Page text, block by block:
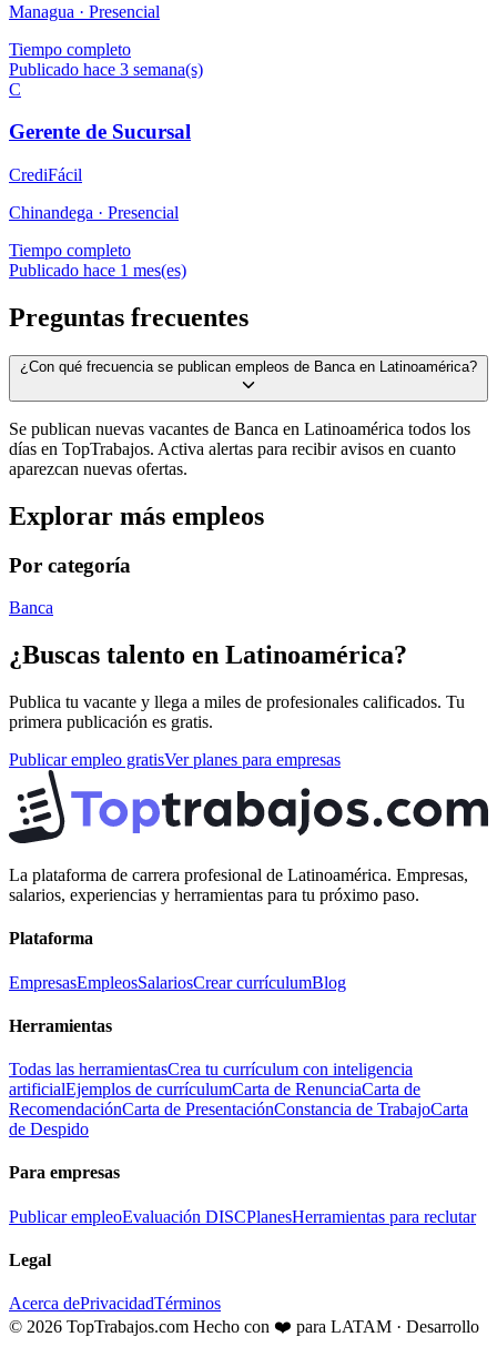
Managua · Presencial
Tiempo completo
Publicado hace 3 semana(s)
C
Gerente de Sucursal
CrediFácil
Chinandega · Presencial
Tiempo completo
Publicado hace 1 mes(es)
Preguntas frecuentes
¿Con qué frecuencia se publican empleos de Banca en Latinoamérica?
Se publican nuevas vacantes de Banca en Latinoamérica todos los
días en TopTrabajos. Activa alertas para recibir avisos en cuanto
aparezcan nuevas ofertas.
Explorar más empleos
Por categoría
Banca
¿Buscas talento en Latinoamérica?
Publica tu vacante y llega a miles de profesionales calificados. Tu
primera publicación es gratis.
Publicar empleo gratisVer planes para empresas
La plataforma de carrera profesional de Latinoamérica. Empresas,
salarios, experiencias y herramientas para tu próximo paso.
Plataforma
EmpresasEmpleosSalariosCrear currículumBlog
Herramientas
Todas las herramientasCrea tu currículum con inteligencia
artificialEjemplos de currículumCarta de RenunciaCarta de
RecomendaciónCarta de PresentaciónConstancia de TrabajoCarta
de Despido
Para empresas
Publicar empleoEvaluación DISCPlanesHerramientas para reclutar
Legal
Acerca dePrivacidadTérminos
© 2026 TopTrabajos.com Hecho con ❤️ para LATAM · Desarrollo